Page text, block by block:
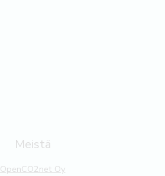
Meistä
OpenCO2net Oy